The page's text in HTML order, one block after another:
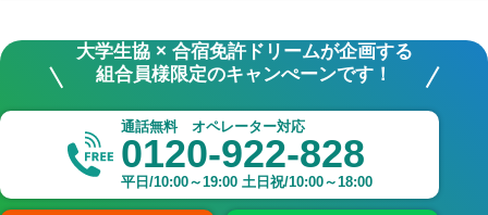
大学生協 × 合宿免許ドリームが企画する
組合員様限定のキャンぺーンです！
通話無料 オペレーター対応
0120-922-828
平日/10:00～19:00 土日祝/10:00～18:00